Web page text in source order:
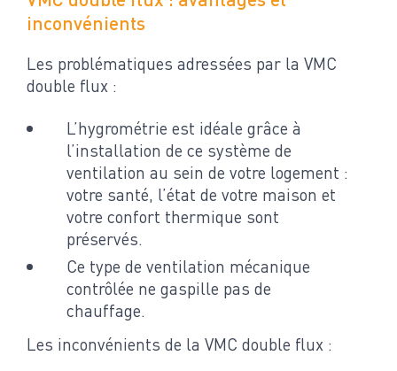
inconvénients
Les problématiques adressées par la VMC
double flux :
L’hygrométrie est idéale grâce à
l’installation de ce système de
ventilation au sein de votre logement :
votre santé, l’état de votre maison et
votre confort thermique sont
préservés.
Ce type de ventilation mécanique
contrôlée ne gaspille pas de
chauffage.
Les inconvénients de la VMC double flux :